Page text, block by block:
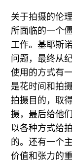
关于拍摄的伦
所面临的一个
工作。基耶斯
问题，最终从
使用的方式有
是花时间和拍
拍摄目的，取
摄，最后给他
以各种方式给
的。还有一个
价值和张力的